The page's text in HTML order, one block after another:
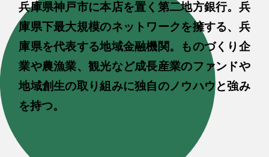
兵庫県神戸市に本店を置く第二地方銀行。兵
庫県下最大規模のネットワークを擁する、兵
庫県を代表する地域金融機関。ものづくり企
業や農漁業、観光など成長産業のファンドや
地域創生の取り組みに独自のノウハウと強み
を持つ。